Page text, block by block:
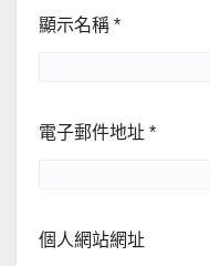
顯示名稱 *
電子郵件地址 *
個人網站網址